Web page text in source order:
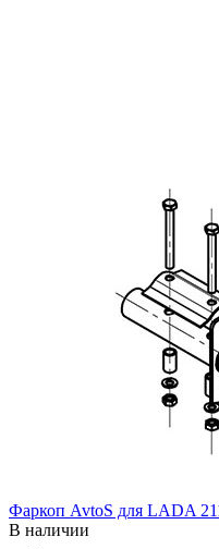
Фаркоп AvtoS для LADA
В наличии